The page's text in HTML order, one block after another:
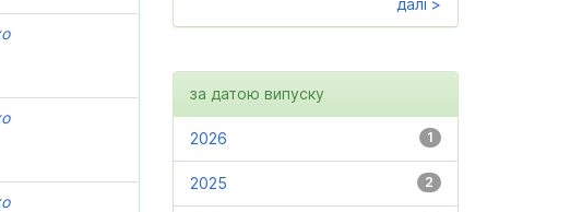
далі >
за датою випуску
1
2026
2
2025